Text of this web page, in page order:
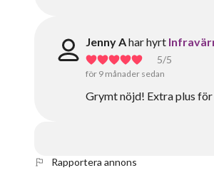
Jenny Ahar hyrt
5/5
för 9 månader sedan
Grymt nöjd! Extra plus
Rapportera annons